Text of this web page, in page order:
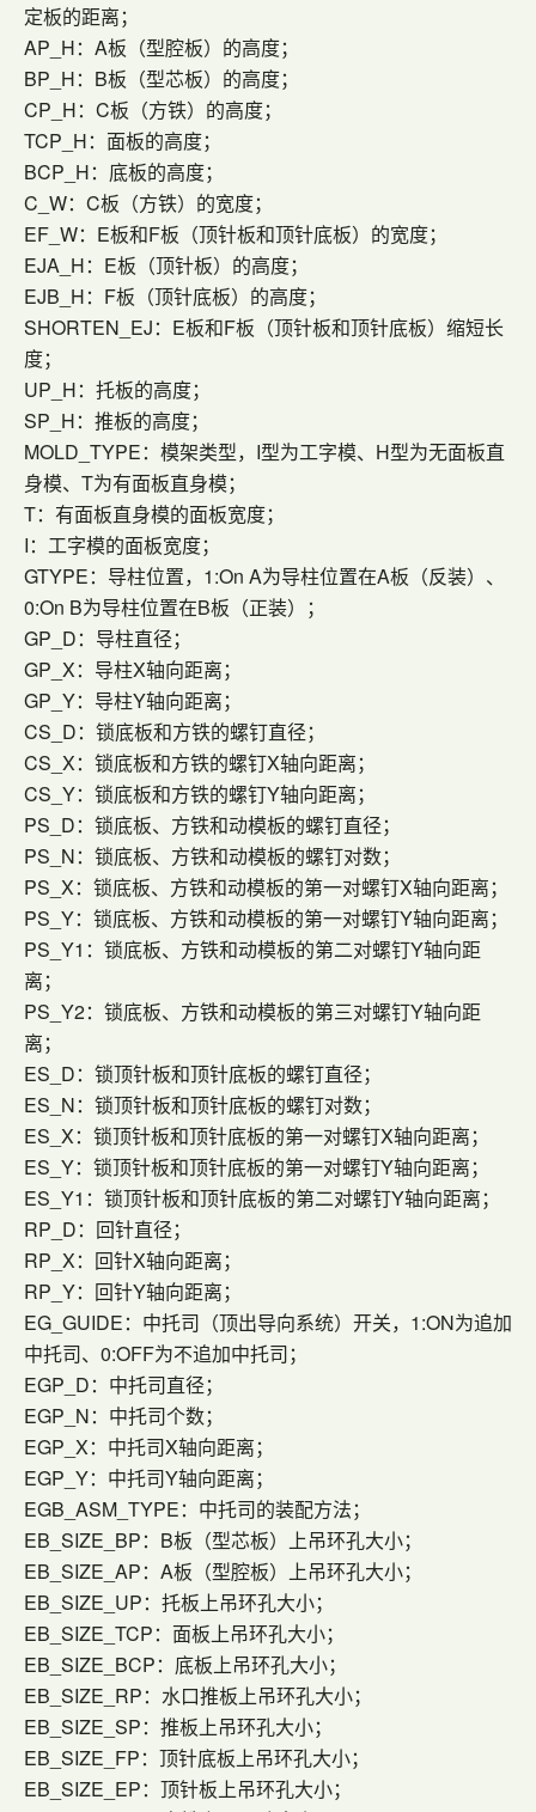
定板的距离；
AP_H：A板（型腔板）的高度；
BP_H：B板（型芯板）的高度；
CP_H：C板（方铁）的高度；
TCP_H：面板的高度；
BCP_H：底板的高度；
C_W：C板（方铁）的宽度；
EF_W：E板和F板（顶针板和顶针底板）的宽度；
EJA_H：E板（顶针板）的高度；
EJB_H：F板（顶针底板）的高度；
SHORTEN_EJ：E板和F板（顶针板和顶针底板）缩短长
度；
UP_H：托板的高度；
SP_H：推板的高度；
MOLD_TYPE：模架类型，I型为工字模、H型为无面板直
身模、T为有面板直身模；
T：有面板直身模的面板宽度；
I：工字模的面板宽度；
GTYPE：导柱位置，1:On A为导柱位置在A板（反装）、
0:On B为导柱位置在B板（正装）；
GP_D：导柱直径；
GP_X：导柱X轴向距离；
GP_Y：导柱Y轴向距离；
CS_D：锁底板和方铁的螺钉直径；
CS_X：锁底板和方铁的螺钉X轴向距离；
CS_Y：锁底板和方铁的螺钉Y轴向距离；
PS_D：锁底板、方铁和动模板的螺钉直径；
PS_N：锁底板、方铁和动模板的螺钉对数；
PS_X：锁底板、方铁和动模板的第一对螺钉X轴向距离；
PS_Y：锁底板、方铁和动模板的第一对螺钉Y轴向距离；
PS_Y1：锁底板、方铁和动模板的第二对螺钉Y轴向距
离；
PS_Y2：锁底板、方铁和动模板的第三对螺钉Y轴向距
离；
ES_D：锁顶针板和顶针底板的螺钉直径；
ES_N：锁顶针板和顶针底板的螺钉对数；
ES_X：锁顶针板和顶针底板的第一对螺钉X轴向距离；
ES_Y：锁顶针板和顶针底板的第一对螺钉Y轴向距离；
ES_Y1：锁顶针板和顶针底板的第二对螺钉Y轴向距离；
RP_D：回针直径；
RP_X：回针X轴向距离；
RP_Y：回针Y轴向距离；
EG_GUIDE：中托司（顶出导向系统）开关，1:ON为追加
中托司、0:OFF为不追加中托司；
EGP_D：中托司直径；
EGP_N：中托司个数；
EGP_X：中托司X轴向距离；
EGP_Y：中托司Y轴向距离；
EGB_ASM_TYPE：中托司的装配方法；
EB_SIZE_BP：B板（型芯板）上吊环孔大小；
EB_SIZE_AP：A板（型腔板）上吊环孔大小；
EB_SIZE_UP：托板上吊环孔大小；
EB_SIZE_TCP：面板上吊环孔大小；
EB_SIZE_BCP：底板上吊环孔大小；
EB_SIZE_RP：水口推板上吊环孔大小；
EB_SIZE_SP：推板上吊环孔大小；
EB_SIZE_FP：顶针底板上吊环孔大小；
EB_SIZE_EP：顶针板上吊环孔大小；